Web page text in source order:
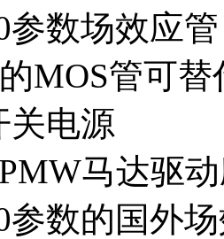
参数场效应
MOS管可
关电源
马达驱
参数的国外